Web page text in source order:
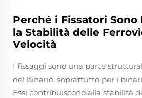
Perché i Fissatori Sono
la Stabilità delle
Velocità
I fissaggi sono una parte
del binario, soprattutto per i
Essi contribuiscono alla stabilità